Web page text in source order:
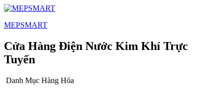
MEPSMART
Cửa Hàng Điện Nước Kim Khí Trực
Tuyến
Danh Mục Hàng Hóa